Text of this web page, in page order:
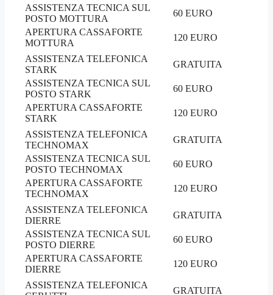
ASSISTENZA TECNICA SUL
POSTO MOTTURA
60 EURO
APERTURA CASSAFORTE
MOTTURA
120 EURO
ASSISTENZA TELEFONICA
STARK
GRATUITA
ASSISTENZA TECNICA SUL
POSTO STARK
60 EURO
APERTURA CASSAFORTE
STARK
120 EURO
ASSISTENZA TELEFONICA
TECHNOMAX
GRATUITA
ASSISTENZA TECNICA SUL
POSTO TECHNOMAX
60 EURO
APERTURA CASSAFORTE
TECHNOMAX
120 EURO
ASSISTENZA TELEFONICA
DIERRE
GRATUITA
ASSISTENZA TECNICA SUL
POSTO DIERRE
60 EURO
APERTURA CASSAFORTE
DIERRE
120 EURO
ASSISTENZA TELEFONICA
GRATUITA